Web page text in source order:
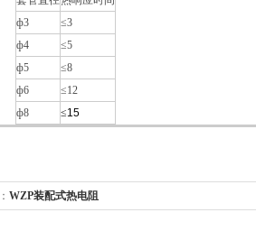
ф3
≤3
ф4
≤5
ф5
≤8
ф6
≤12
ф8
≤15
WZP装配式热电阻